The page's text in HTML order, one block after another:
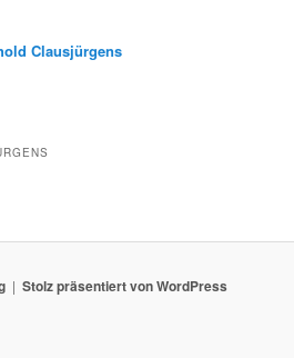
Clausjürgens
Stolz präsentiert von WordPress